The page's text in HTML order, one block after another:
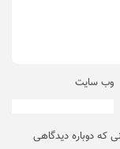
وب‌ سایت
که دوباره دیدگاهی